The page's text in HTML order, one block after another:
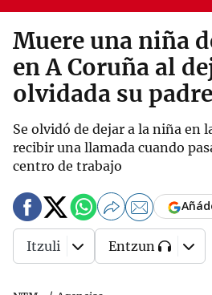
Muere una niña
en A Coruña al
olvidada su
Se olvidó de dejar a la niña en
recibir una llamada cuando
centro de trabajo
Itzuli Entzun